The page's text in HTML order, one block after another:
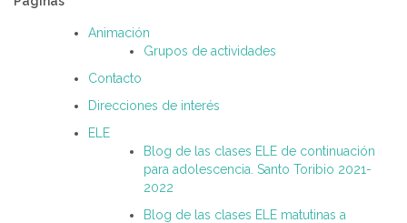
Animación
Grupos de actividades
Contacto
Direcciones de interés
ELE
Blog de las clases ELE de continuación
para adolescencia. Santo Toribio 2021-
2022
Blog de las clases ELE matutinas a